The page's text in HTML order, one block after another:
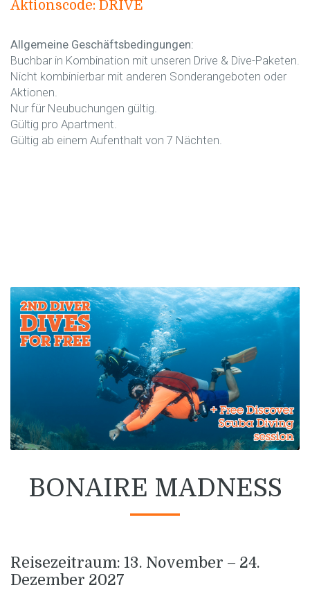
Aktionscode: DRIVE
Allgemeine Geschäftsbedingungen:
Buchbar in Kombination mit unseren Drive & Dive-Paketen.
Nicht kombinierbar mit anderen Sonderangeboten oder
Aktionen.
Nur für Neubuchungen gültig.
Gültig pro Apartment.
Gültig ab einem Aufenthalt von 7 Nächten.
BONAIRE MADNESS
Reisezeitraum: 13. November – 24.
Dezember 2027